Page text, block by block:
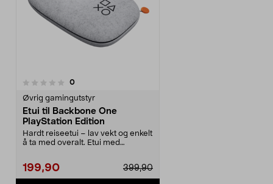
0anmeldelser
Øvrig gamingutstyr
Etui til Backbone One
PlayStation Edition
Hardt reiseetui – lav vekt og enkelt
å ta med overalt. Etui med
399,90
199,90